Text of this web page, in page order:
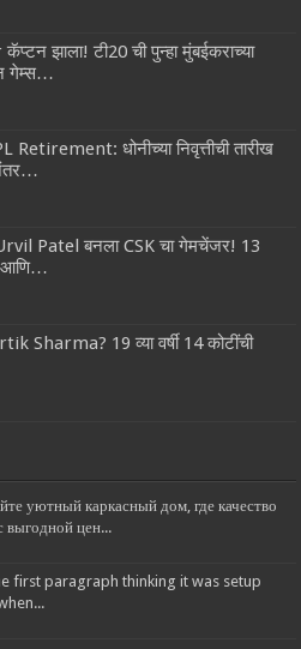
झाला! टी20 ची पुन्हा मुंबईकराच्या
गेम्स…
धोनीच्या निवृत्तीची तारीख
Urvil Patel बनला CSK चा गेमचेंजर! 13
आणि…
Sharma? 19 व्या वर्षी 14 कोटींची
уютный каркасный дом, где качество
выгодной цен...
first paragraph thinking it was setup